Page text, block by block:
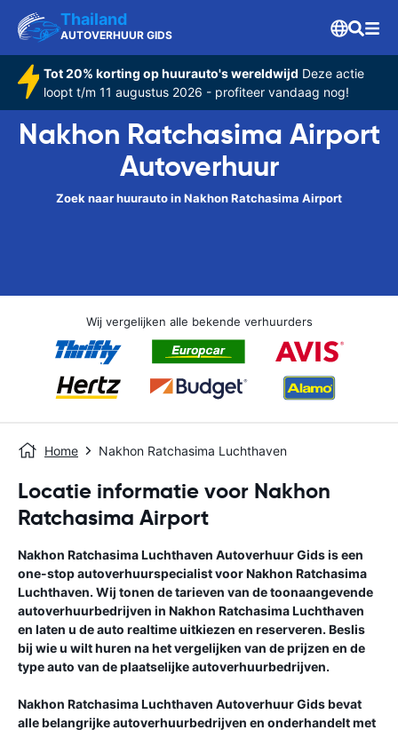
Thailand
AUTOVERHUUR GIDS
Tot 20% korting op huurauto's wereldwijd Deze actie
loopt t/m 11 augustus 2026 - profiteer vandaag nog!
Nakhon Ratchasima Airport
Autoverhuur
Zoek naar huurauto in Nakhon Ratchasima Airport
Wij vergelijken alle bekende verhuurders
Home Nakhon Ratchasima Luchthaven
Locatie informatie voor Nakhon
Ratchasima Airport
Nakhon Ratchasima Luchthaven Autoverhuur Gidsis een
one-stop autoverhuurspecialist voorNakhon Ratchasima
Luchthaven. Wij tonen de tarieven van de toonaangevende
autoverhuurbedrijven in Nakhon Ratchasima Luchthaven
en laten u de auto realtime uitkiezen en reserveren. Beslis
bij wie u wilt huren na het vergelijken van de prijzen en de
type auto van de plaatselijke autoverhuurbedrijven.
Nakhon Ratchasima Luchthaven Autoverhuur Gidsbevat
alle belangrijke autoverhuurbedrijven en onderhandelt met